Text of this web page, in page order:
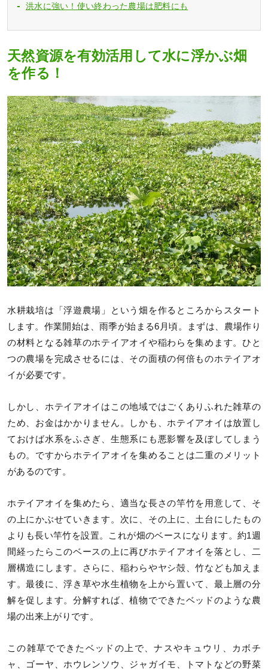
洪水に強い！使い終わった農場は肥料にも
天然資源を有効活用して水に浮かぶ畑
を作る！
水耕栽培は「浮遊農場」という畑を作るところからスタート
します。作業開始は、雨季が始まる6月頃。まずは、農場作り
の材料となる雑草のホテイアオイや稲わらを集めます。ひと
つの農場を完成させるには、その面積の何倍ものホテイアオ
イが必要です。
しかし、ホテイアオイはこの地域ではごくありふれた雑草の
ため、お金はかかりません。しかも、ホテイアオイは放置し
ておけば水系をふさぎ、生態系にも悪影響を及ぼしてしまう
もの。ですからホテイアオイを集めることは二重のメリット
があるのです。
ホテイアオイを集めたら、適当な長さの竿竹を用意して、そ
の上にかぶせていきます。次に、その上に、土台にしたもの
よりも長い竿竹を設置。これが畑のベースになります。約1週
間経ったらこのベースの上に再びホテイアオイを落とし、二
層構造にします。さらに、稲わらやヤシ殻、竹なども加えま
す。最後に、浮き草や水生植物を上から置いて、最上層の分
解を促します。分解すれば、植物でできたベッドのような農
場の出来上がりです。
この雑草でできたベッドの上で、ナスやキュウリ、カボチ
ャ、ゴーヤ、ホウレンソウ、ジャガイモ、トマトなどの野菜